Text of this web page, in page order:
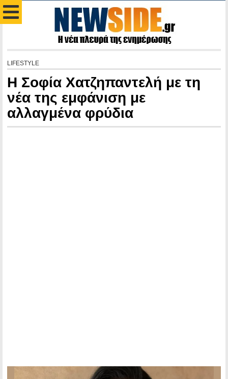
LIFESTYLE
Η Σοφία Χατζηπαντελή με τη
νέα της εμφάνιση με
αλλαγμένα φρύδια